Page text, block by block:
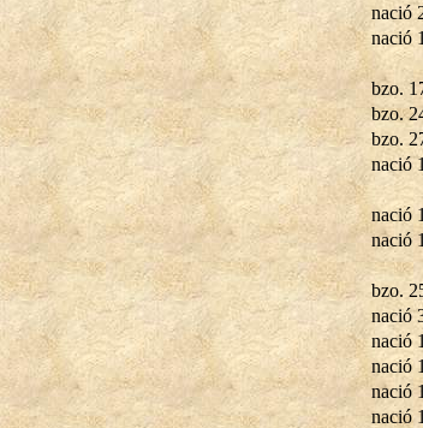
nació
nació
bzo.
bzo.
bzo.
nació
nació
nació
bzo.
nació
nació
nació
nació
nació